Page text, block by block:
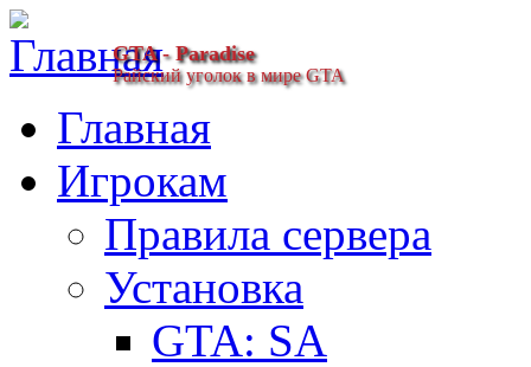
GTA - Paradise
Райский уголок в мире GTA
Главная
Игрокам
Правила сервера
Установка
GTA: SA